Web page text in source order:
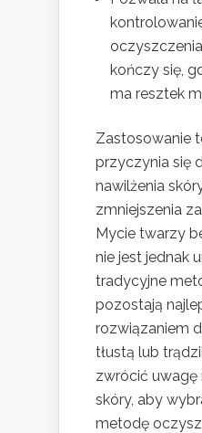
kończy się,
ma resztek
Zastosowanie
przyczynia się
nawilżenia
zmniejszenia
Mycie twarzy
nie jest jednak
tradycyjne
pozostają
rozwiązaniem
tłustą lub
zwrócić uwagę
skóry, aby
metodę